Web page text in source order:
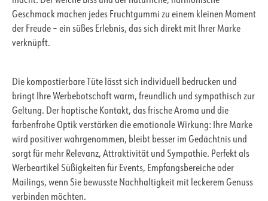
Geschmack machen jedes Fruchtgummi zu einem kleinen Moment
der Freude – ein süßes Erlebnis, das sich direkt mit Ihrer Marke
verknüpft.
Die kompostierbare Tüte lässt sich individuell bedrucken und
bringt Ihre Werbebotschaft warm, freundlich und sympathisch zur
Geltung. Der haptische Kontakt, das frische Aroma und die
farbenfrohe Optik verstärken die emotionale Wirkung: Ihre Marke
wird positiver wahrgenommen, bleibt besser im Gedächtnis und
sorgt für mehr Relevanz, Attraktivität und Sympathie. Perfekt als
Werbeartikel Süßigkeiten für Events, Empfangsbereiche oder
Mailings, wenn Sie bewusste Nachhaltigkeit mit leckerem Genuss
verbinden möchten.